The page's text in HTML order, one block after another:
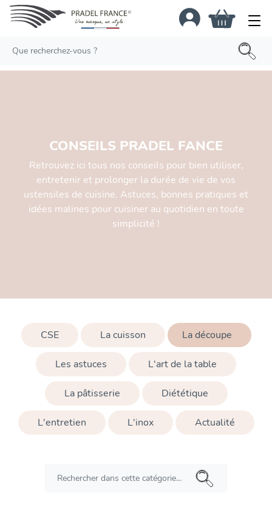
CONSEILS PRADEL FANCE
Retrouvez ici tous nos conseils pour bien utiliser,
entretenir et prolonger la durée de vie de vos
ustensiles de cuisine. Astuces, bonnes pratiques et
idées malines pour cuisiner au quotidien en toute
simplicité !
CSE La cuisson La découpe
Les astuces L'art de la table
La pâtisserie Diététique
L'entretien L'inox Actualité